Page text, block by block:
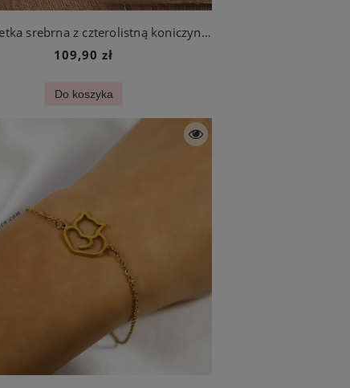
Bransoletka srebrna z czterolistną koniczynką ze stali chirurgicznej
109,90 zł
Do koszyka